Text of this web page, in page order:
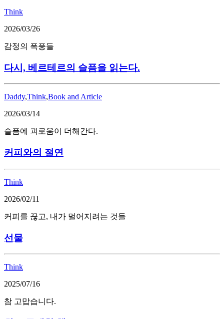
Think
2026/03/26
감정의 폭풍들
다시, 베르테르의 슬픔을 읽는다.
Daddy,Think,Book and Article
2026/03/14
슬픔에 괴로움이 더해간다.
커피와의 절연
Think
2026/02/11
커피를 끊고, 내가 멀어지려는 것들
선물
Think
2025/07/16
참 고맙습니다.